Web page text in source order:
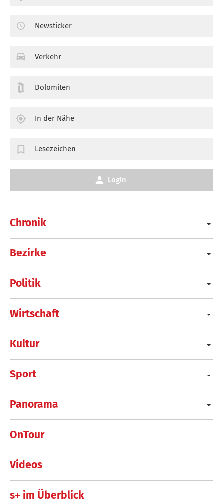
Chronik
Bezirke
Politik
Wirtschaft
Kultur
Sport
Panorama
OnTour
Videos
s+ im Überblick
Newsticker
Verkehr
Dolomiten
In der Nähe
Lesezeichen
Login